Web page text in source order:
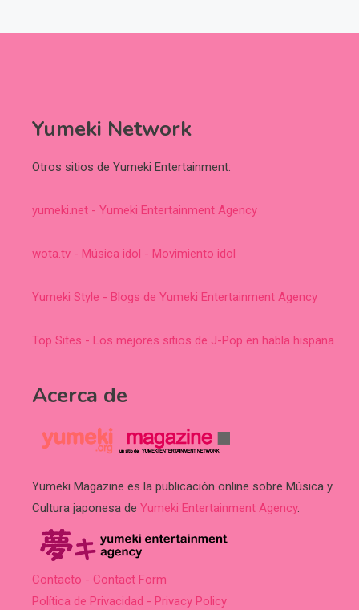
Yumeki Network
Otros sitios de Yumeki Entertainment:
yumeki.net - Yumeki Entertainment Agency
wota.tv - Música idol - Movimiento idol
Yumeki Style - Blogs de Yumeki Entertainment Agency
Top Sites - Los mejores sitios de J-Pop en habla hispana
Acerca de
Yumeki Magazine es la publicación online sobre Música y
Cultura japonesa de Yumeki Entertainment Agency.
Contacto - Contact Form
Política de Privacidad - Privacy Policy